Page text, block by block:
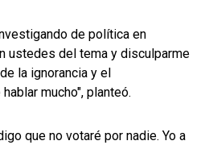
de política en
ustedes del tema y disculparme
la ignorancia y el
mucho", planteó.
que no votaré por nadie. Yo a